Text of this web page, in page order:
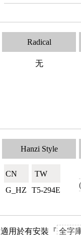
Radical
无
Hanzi Style
CN🇨🇳
G_HZ
TW🇹🇼
T5-294E
適用於有安裝『 全字